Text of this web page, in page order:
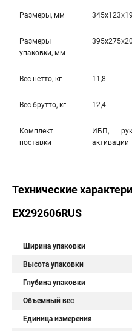
Размеры, мм
Размеры
упаковки, мм
Вес нетто, кг 11,8
Вес брутто, кг 12,4
Комплект
поставки
ИБП,
активации
Технические
EX292606RUS
Ширина упаковки
Высота упаковки
Глубина упаковки
Объемный вес
Единица измерения